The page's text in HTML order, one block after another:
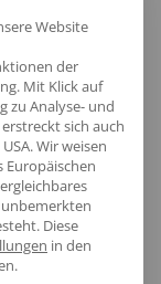
nicht nur
ein
die für
Website
der
Mit Klick auf
zu Analyse- und
sich auch
Wir weisen
Europäischen
Diese
in den